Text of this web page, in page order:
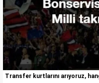
Transfer kurtlarını arıyoruz,